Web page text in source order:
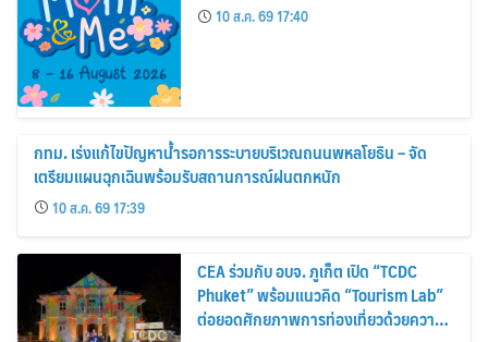
10 ส.ค. 69 17:40
กทม. เร่งแก้ไขปัญหาน้ำรอการระบายบริเวณถนนพหลโยธิน – จัด
เตรียมแผนฉุกเฉินพร้อมรับสถานการณ์ฝนตกหนัก
10 ส.ค. 69 17:39
CEA ร่วมกับ อบจ. ภูเก็ต เปิด “TCDC
Phuket” พร้อมแนวคิด “Tourism Lab”
ต่อยอดศักยภาพการท่องเที่ยวด้วยความ